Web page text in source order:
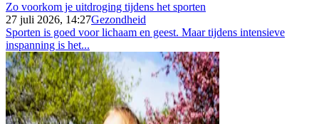
Zo voorkom je uitdroging tijdens het sporten
27 juli 2026, 14:27Gezondheid
Sporten is goed voor lichaam en geest. Maar tijdens intensieve
inspanning is het...